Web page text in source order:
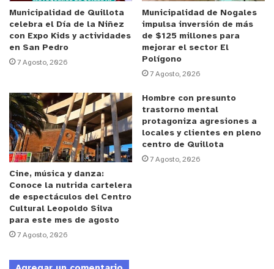
Municipalidad de Quillota
celebra el Día de la Niñez
con Expo Kids y actividades
en San Pedro
7 Agosto, 2026
Municipalidad de Nogales
impulsa inversión de más
de $125 millones para
mejorar el sector El
Polígono
7 Agosto, 2026
Cine, música y danza:
Conoce la nutrida cartelera
de espectáculos del Centro
Cultural Leopoldo Silva
para este mes de agosto
7 Agosto, 2026
Hombre con presunto
trastorno mental
protagoniza agresiones a
locales y clientes en pleno
centro de Quillota
7 Agosto, 2026